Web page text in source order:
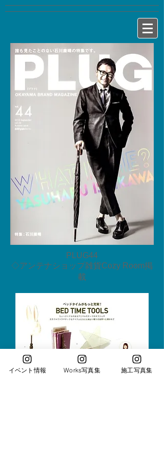
PLUG44
◇アンテナショップ雑貨Cozy Room掲
載
イベント情報 Works写真集 施工写真集